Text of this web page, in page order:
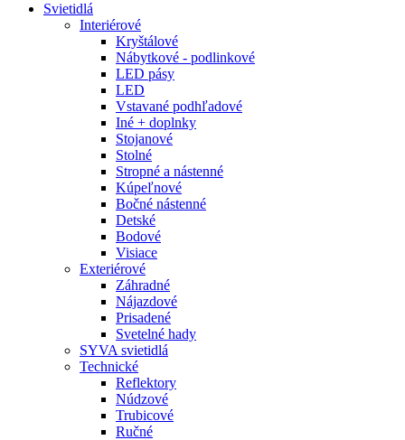
Svietidlá
Interiérové
Kryštálové
Nábytkové - podlinkové
LED pásy
LED
Vstavané podhľadové
Iné + doplnky
Stojanové
Stolné
Stropné a nástenné
Kúpeľnové
Bočné nástenné
Detské
Bodové
Visiace
Exteriérové
Záhradné
Nájazdové
Prisadené
Svetelné hady
SYVA svietidlá
Technické
Reflektory
Núdzové
Trubicové
Ručné